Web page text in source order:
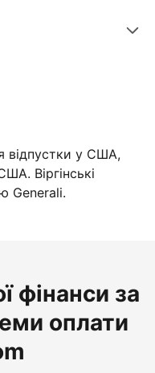
зараз
відпустки у США,
Віргінські
Generali.
фінанси за
оплати